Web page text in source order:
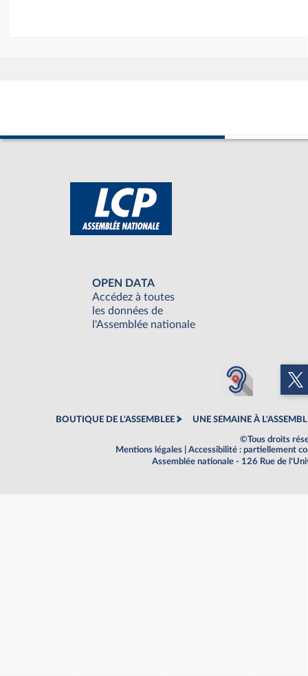
OPEN DATA
Accédez à toutes
les données de
l'Assemblée nationale
BOUTIQUE DE L'ASSEMBLEE UNE SEMAINE À
©Tous droits
Mentions légales
Accessibilité : partiellement
Assemblée nationale - 126 Rue de